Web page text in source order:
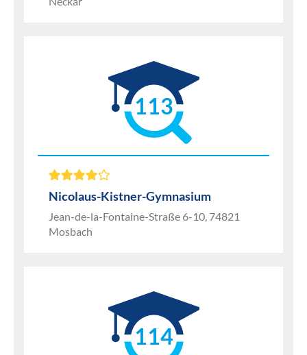
113
Nicolaus-Kistner-Gymnasium
Jean-de-la-Fontaine-Straße 6-10, 74821
Mosbach
114